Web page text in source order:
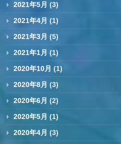
2021年5月 (3)
2021年4月 (1)
2021年3月 (5)
2021年1月 (1)
2020年10月 (1)
2020年8月 (3)
2020年6月 (2)
2020年5月 (1)
2020年4月 (3)